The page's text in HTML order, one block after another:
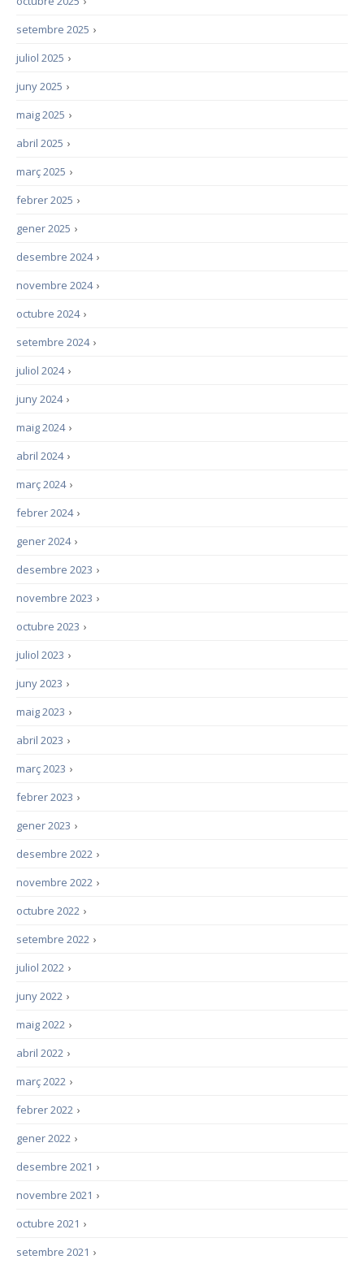
›
setembre 2025
›
juliol 2025
›
juny 2025
›
maig 2025
›
abril 2025
›
març 2025
›
febrer 2025
›
gener 2025
›
desembre 2024
›
novembre 2024
›
octubre 2024
›
setembre 2024
›
juliol 2024
›
juny 2024
›
maig 2024
›
abril 2024
›
març 2024
›
febrer 2024
›
gener 2024
›
desembre 2023
›
novembre 2023
›
octubre 2023
›
juliol 2023
›
juny 2023
›
maig 2023
›
abril 2023
›
març 2023
›
febrer 2023
›
gener 2023
›
desembre 2022
›
novembre 2022
›
octubre 2022
›
setembre 2022
›
juliol 2022
›
juny 2022
›
maig 2022
›
abril 2022
›
març 2022
›
febrer 2022
›
gener 2022
›
desembre 2021
›
novembre 2021
›
octubre 2021
›
setembre 2021